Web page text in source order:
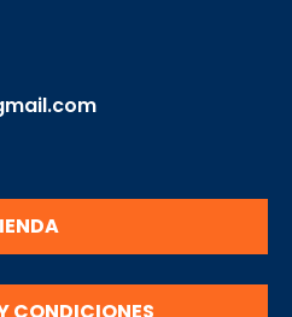
CONDICIONES